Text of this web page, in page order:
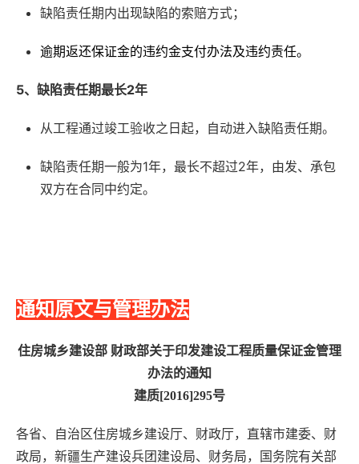
缺陷责任期内出现缺陷的索赔方式；
逾期返还保证金的违约金支付办法及违约责任。
5、缺陷责任期最长2年
从工程通过竣工验收之日起，自动进入缺陷责任期。
缺陷责任期一般为1年，最长不超过2年，由发、承包
双方在合同中约定。
通知原文与管理办法
住房城乡建设部 财政部关于印发建设工程质量保证金管理
办法的通知
建质[2016]295号
各省、自治区住房城乡建设厅、财政厅，直辖市建委、财
政局，新疆生产建设兵团建设局、财务局，国务院有关部